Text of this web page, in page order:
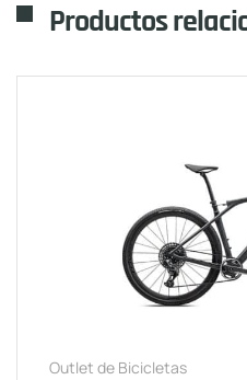
Productos
Outlet de Bicicletas